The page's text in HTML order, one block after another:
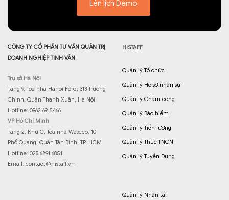
Lên lịch Demo
CÔNG TY CỔ PHẦN TƯ VẤN QUẢN TRỊ
DOANH NGHIỆP TINH VÂN
Trụ sở Hà Nội
Tầng 9, Tòa nhà Hanoi Ford, 313 Trường
Chinh, Quận Thanh Xuân, Hà Nội
Hotline: 0962 69 5466
VP Hồ Chí Minh
Tầng 2, Khu C, Tòa nhà Waseco, 10
Phổ Quang, Quận Tân Bình, TP. HCM
Hotline: 028 6291 6851
Email: contact@histaff.vn
HISTAFF
Quản lý Tổ chức
Quản lý Hồ sơ nhân sự
Quản lý Chấm công
Quản lý Bảo hiểm
Quản lý Tiền lương
Quản lý Thuế TNCN
Quản lý Tuyển Dụng
Quản lý Nhân tài